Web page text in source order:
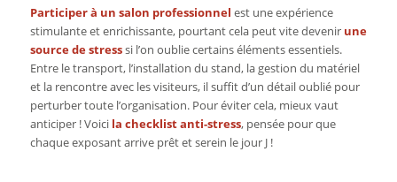
Participer à un salon professionnel est une expérience
stimulante et enrichissante, pourtant cela peut vite devenir une
source de stresssi l’on oublie certains éléments essentiels.
Entre le transport, l’installation du stand, la gestion du matériel
et la rencontre avec les visiteurs, il suffit d’un détail oublié pour
perturber toute l’organisation. Pour éviter cela, mieux vaut
anticiper ! Voici la checklist anti-stress, pensée pour que
chaque exposant arrive prêt et serein le jour J !